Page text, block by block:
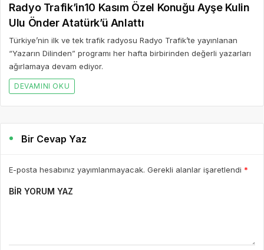
Radyo Trafik’in10 Kasım Özel Konuğu Ayşe Kulin
Ulu Önder Atatürk’ü Anlattı
Türkiye’nin ilk ve tek trafik radyosu Radyo Trafik’te yayınlanan
“Yazarın Dilinden” programı her hafta birbirinden değerli yazarları
ağırlamaya devam ediyor.
DEVAMINI OKU
Bir Cevap Yaz
E-posta hesabınız yayımlanmayacak. Gerekli alanlar işaretlendi *
BIR YORUM YAZ